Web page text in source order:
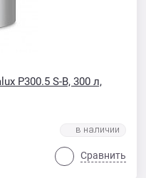
P300.5 S-B, 300 л,
Сравнить